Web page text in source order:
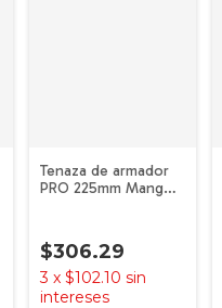
Tenaza de armador
PRO 225mm Mangos
$306.29
3 x $102.10 sin
intereses